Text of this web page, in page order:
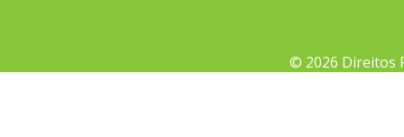
© 2026 Direitos